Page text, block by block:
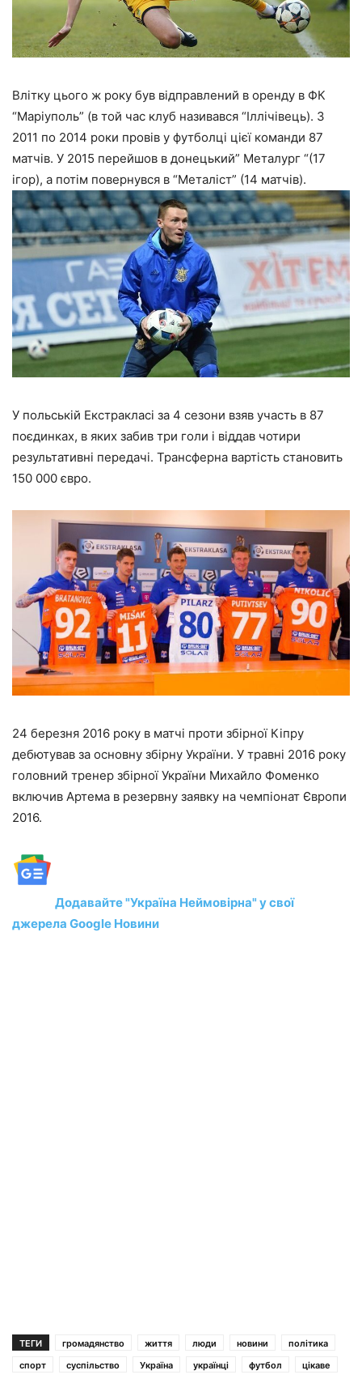
Влітку цього ж року був відправлений в оренду в ФК
“Маріуполь” (в той час клуб називався “Іллічівець). З
2011 по 2014 роки провів у футболці цієї команди 87
матчів. У 2015 перейшов в донецький” Металург “(17
ігор), а потім повернувся в “Металіст” (14 матчів).
У польській Екстракласi за 4 сезони взяв участь в 87
поєдинках, в яких забив три голи і віддав чотири
результативні передачі. Трансферна вартість становить
150 000 євро.
24 березня 2016 року в матчі проти збірної Кіпру
дебютував за основну збірну України. У травні 2016 року
головний тренер збірної України Михайло Фоменко
включив Артема в резервну заявку на чемпіонат Європи
2016.
Додавайте "Україна Неймовірна" у свої
джерела Google Новини
ТЕГИ громадянство життя люди новини
політика
спорт
суспільство Україна українці футбол цікаве